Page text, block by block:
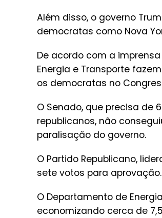
Além disso, o governo
democratas como Nova
De acordo com a
Energia e Transporte
os democratas no
O Senado, que precisa de
republicanos, não
paralisação do governo.
O Partido Republicano,
sete votos para aprovação.
O Departamento de
economizando cerca de